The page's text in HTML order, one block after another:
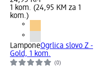
1 kom. (24,95 KM za 1
kom.)
LamponeOgrlica slovo Z -
Gold, 1 kom.
(0)